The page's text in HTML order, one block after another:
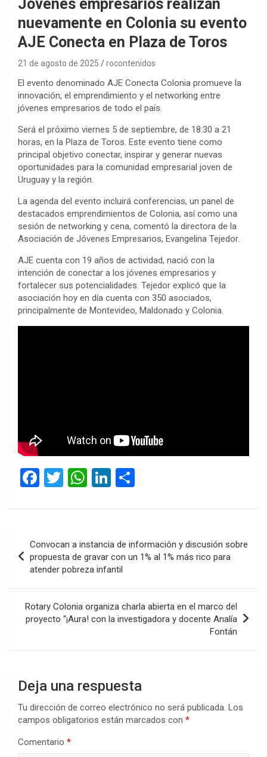
Jóvenes empresarios realizan
nuevamente en Colonia su evento
AJE Conecta en Plaza de Toros
21 de agosto de 2025 rocontenidos
El evento denominado AJE Conecta Colonia promueve la
innovación, el emprendimiento y el networking entre
jóvenes empresarios de todo el país.
Será el próximo viernes 5 de septiembre, de 18:30 a 21
horas, en la Plaza de Toros. Este evento tiene como
principal objetivo conectar, inspirar y generar nuevas
oportunidades para la comunidad empresarial joven de
Uruguay y la región.
La agenda del evento incluirá conferencias, un panel de
destacados emprendimientos de Colonia, así como una
sesión de networking y cena, comentó la directora de la
Asociación de Jóvenes Empresarios, Evangelina Tejedor.
AJE cuenta con 19 años de actividad, nació con la
intención de conectar a los jóvenes empresarios y
fortalecer sus potencialidades. Tejedor explicó que la
asociación hoy en día cuenta con 350 asociados,
principalmente de Montevideo, Maldonado y Colonia.
F
ce
o
o
k
T
tt
W
at
A
p
p
Li
ke
dI
n
m
p
ar
de
entradas
Convocan a instancia de información y discusión sobre
propuesta de gravar con un 1% al 1% más rico para
atender pobreza infantil
Rotary Colonia organiza charla abierta en el marco del
proyecto “¡Aura! con la investigadora y docente Analía
Fontán
Deja una respuesta
Tu dirección de correo electrónico no será publicada. Los
campos obligatorios están marcados con *
Comentario *